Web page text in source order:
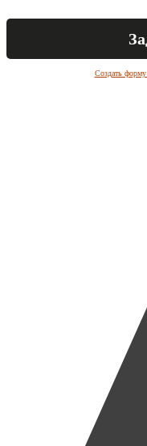
Создать форму